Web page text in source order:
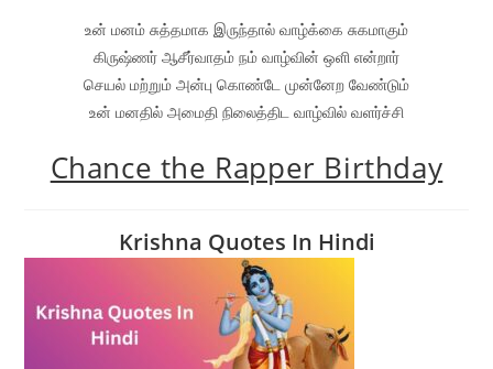
உன் மனம் சுத்தமாக இருந்தால் வாழ்க்கை சுகமாகும்
கிருஷ்ணர் ஆசீர்வாதம் நம் வாழ்வின் ஒளி என்றார்
செயல் மற்றும் அன்பு கொண்டே முன்னேற வேண்டும்
உன் மனதில் அமைதி நிலைத்திட வாழ்வில் வளர்ச்சி
Chance the Rapper Birthday
Krishna Quotes In Hindi